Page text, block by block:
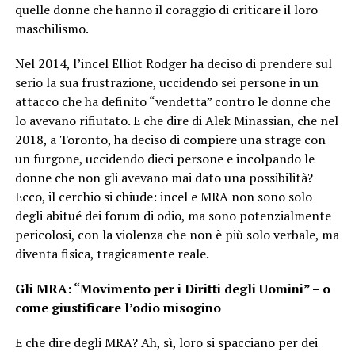
quelle donne che hanno il coraggio di criticare il loro
maschilismo.
Nel 2014, l’incel Elliot Rodger ha deciso di prendere sul
serio la sua frustrazione, uccidendo sei persone in un
attacco che ha definito “vendetta” contro le donne che
lo avevano rifiutato. E che dire di Alek Minassian, che nel
2018, a Toronto, ha deciso di compiere una strage con
un furgone, uccidendo dieci persone e incolpando le
donne che non gli avevano mai dato una possibilità?
Ecco, il cerchio si chiude: incel e MRA non sono solo
degli abitué dei forum di odio, ma sono potenzialmente
pericolosi, con la violenza che non è più solo verbale, ma
diventa fisica, tragicamente reale.
Gli MRA: “Movimento per i Diritti degli Uomini” – o
come giustificare l’odio misogino
E che dire degli MRA? Ah, sì, loro si spacciano per dei